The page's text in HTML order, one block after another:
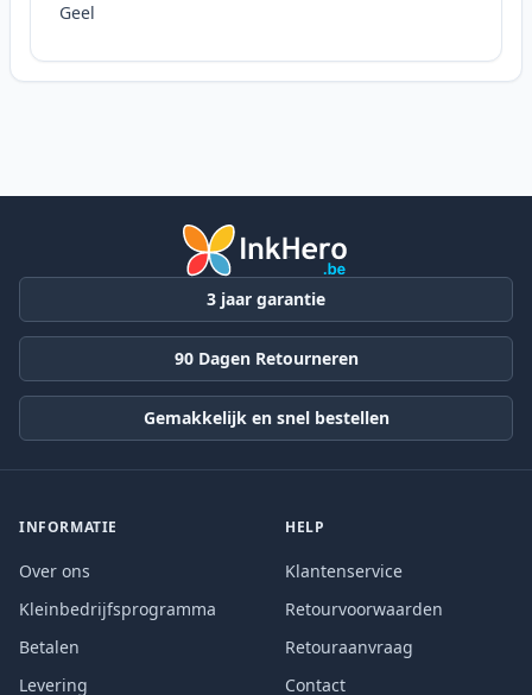
Geel
3 jaar garantie
90 Dagen Retourneren
Gemakkelijk en snel bestellen
INFORMATIE
Over ons
Kleinbedrijfsprogramma
Betalen
Levering
HELP
Klantenservice
Retourvoorwaarden
Retouraanvraag
Contact